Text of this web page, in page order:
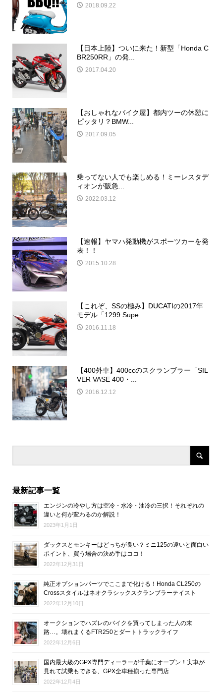
2018.09.22
【日本上陸】ついに来た！新型「Honda C
BR250RR」の発...
2017.04.20
【おしゃれなバイク屋】都内ツーの休憩に
ピッタリ？BMW...
2017.09.05
乗ってない人でも楽しめる！ミーレスタデ
ィオンが阪急...
2022.03.12
【速報】ヤマハ発動機がスポーツカーを発
表！！
2015.10.28
【これぞ、SSの極み】DUCATIの2017年
モデル「1299 Supe...
2016.11.18
【400外車】400ccのスクランブラー「SIL
VER VASE 400・...
2016.12.12
最新記事一覧
エンジンの冷やし方は空冷・水冷・油冷の三択！それぞれの
違いと何が変わるのか解説！
2023年1月1日
ダックスとモンキーはどっちが良い？ミニ125の違いと面白い
ポイント、買う場合の決め手はココ！
2022年12月31日
純正オプションパーツでここまで化ける！Honda CL250の
Crossスタイルはネオクラシックスクランブラーテイスト
2022年12月10日
オークションでハズレのバイクを買ってしまった人の末
路…。壊れまくるFTR250とダートトラックライフ
2022年12月6日
国内最大級のGPX専門ディーラーが千葉にオープン！実車が
見れて試乗もできる、GPX全車種揃った専門店
2022年12月4日